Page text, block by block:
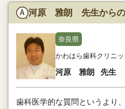
河原 雅朗 先生から
奈良県
かわはら歯科クリニッ
河原 雅朗 先生
歯科医学的な質問というより